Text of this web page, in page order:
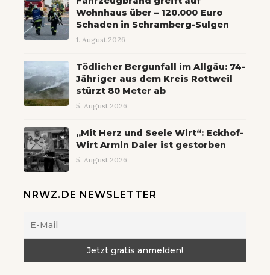
Wohnhaus über – 120.000 Euro
Schaden in Schramberg-Sulgen
1. August 2026
Tödlicher Bergunfall im Allgäu: 74-
Jähriger aus dem Kreis Rottweil
stürzt 80 Meter ab
5. August 2026
„Mit Herz und Seele Wirt“: Eckhof-
Wirt Armin Daler ist gestorben
5. August 2026
NRWZ.DE NEWSLETTER